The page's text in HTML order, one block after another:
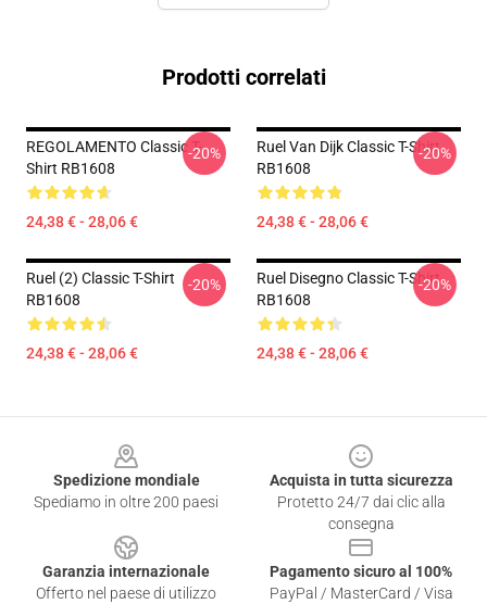
Prodotti correlati
REGOLAMENTO Classic T-
Shirt RB1608
24,38 € - 28,06 €
-20%
Ruel Van Dijk Classic T-Shirt
RB1608
24,38 € - 28,06 €
-20%
Ruel (2) Classic T-Shirt
RB1608
24,38 € - 28,06 €
-20%
Ruel Disegno Classic T-Shirt
RB1608
24,38 € - 28,06 €
-20%
Spedizione mondiale
Spediamo in oltre 200 paesi
Acquista in tutta sicurezza
Protetto 24/7 dai clic alla
consegna
Garanzia internazionale
Offerto nel paese di utilizzo
Pagamento sicuro al 100%
PayPal / MasterCard / Visa